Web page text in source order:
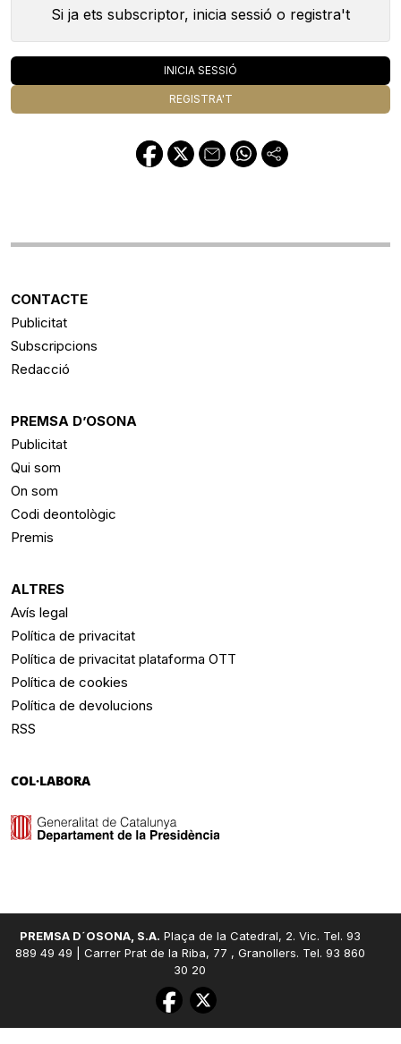
Si ja ets subscriptor, inicia sessió o registra't
INICIA SESSIÓ
REGISTRA'T
CONTACTE
Publicitat
Subscripcions
Redacció
PREMSA D’OSONA
Publicitat
Qui som
On som
Codi deontològic
Premis
ALTRES
Avís legal
Política de privacitat
Política de privacitat plataforma OTT
Política de cookies
Política de devolucions
RSS
COL·LABORA
PREMSA D´OSONA, S.A. Plaça de la Catedral, 2. Vic. Tel. 93
889 49 49 | Carrer Prat de la Riba, 77 , Granollers. Tel. 93 860
30 20